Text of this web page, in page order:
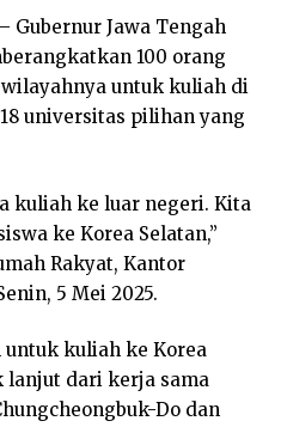
– Gubernur Jawa Tengah
100 orang
untuk kuliah di
universitas pilihan yang
kuliah ke luar negeri. Kita
ke Korea Selatan,”
Rakyat, Kantor
5 Mei 2025.
untuk kuliah ke Korea
lanjut dari kerja sama
Do dan